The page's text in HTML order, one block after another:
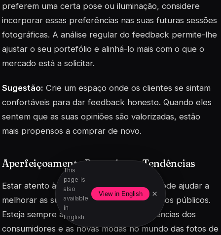
This
page is
also
available
in
English.
View in English ×
preferem uma certa pose ou iluminação, considere
incorporar essas preferências nas suas futuras sessões
fotográficas. A análise regular do feedback permite-lhe
ajustar o seu portefólio e alinhá-lo mais com o que o
mercado está a solicitar.
Sugestão: Crie um espaço onde os clientes se sintam
confortáveis para dar feedback honesto. Quando eles
sentem que as suas opiniões são valorizadas, estão
mais propensos a comprar de novo.
Aperfeiçoamento Baseado em Tendências
Estar atento às tendências do mercado pode ajudar a
melhorar as suas ofertas e a capturar novos públicos.
Esteja sempre atualizado com as preferências dos
consumidores e as novas modas no mundo das fotos de